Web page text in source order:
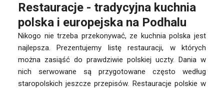
Restauracje - tradycyjna kuchnia
polska i europejska na Podhalu
Nikogo nie trzeba przekonywać, ze kuchnia polska jest
najlepsza. Prezentujemy listę restauracji, w których
można zasiąść do prawdziwie polskiej uczty. Dania w
nich serwowane są przygotowane często według
staropolskich jeszcze przepisów. Restauracje polskie w